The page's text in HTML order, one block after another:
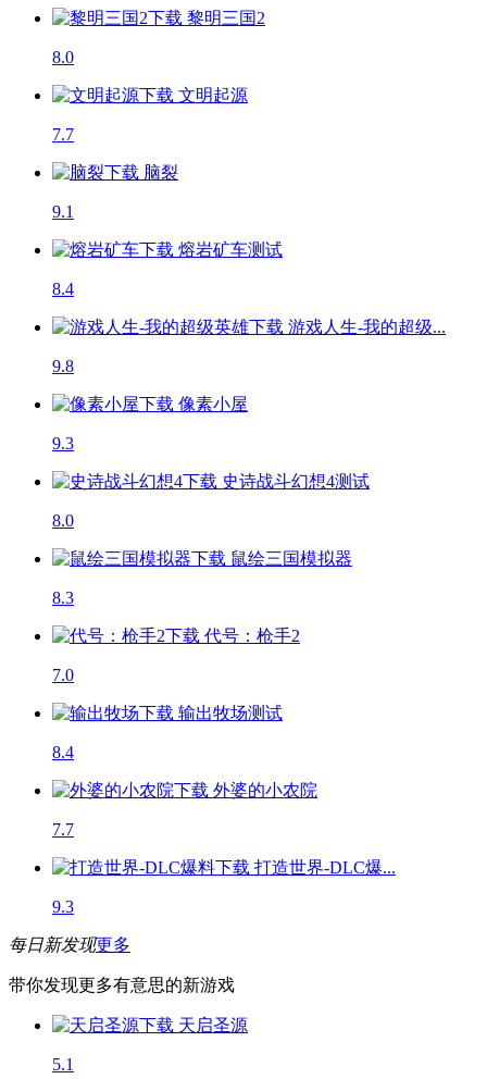
黎明三国2
8.0
文明起源
7.7
脑裂
9.1
熔岩矿车测试
8.4
游戏人生-我的超级...
9.8
像素小屋
9.3
史诗战斗幻想4测试
8.0
鼠绘三国模拟器
8.3
代号：枪手2
7.0
输出牧场测试
8.4
外婆的小农院
7.7
打造世界-DLC爆...
9.3
每日新发现更多
带你发现更多有意思的新游戏
天启圣源
5.1